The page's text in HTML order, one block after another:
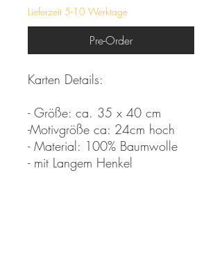
Lieferzeit 5-10 Werktage
Pre-Order
Karten Details:
- Größe: ca. 35 x 40 cm
-Motivgröße ca: 24cm hoch
- Material: 100% Baumwolle
- mit Langem Henkel